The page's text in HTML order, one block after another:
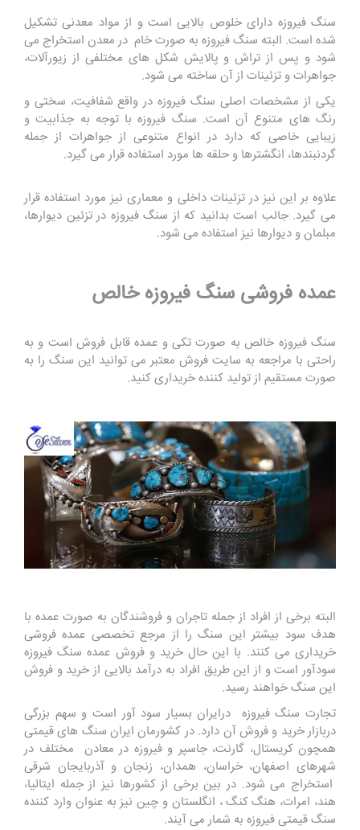
سنگ فیروزه دارای خلوص بالایی است و از مواد معدنی تشکیل
شده است. البته سنگ فیروزه به صورت خام در معدن استخراج می
شود و پس از تراش و پالایش شکل های مختلفی از زیورآلات،
جواهرات و تزئینات از آن ساخته می شود.
یکی از مشخصات اصلی سنگ فیروزه در واقع شفافیت، سختی و
رنگ های متنوع آن است. سنگ فیروزه با توجه به جذابیت و
زیبایی خاصی که دارد در انواع متنوعی از جواهرات از جمله
گردنبندها، انگشترها و حلقه ها مورد استفاده قرار می گیرد.
علاوه بر این نیز در تزئینات داخلی و معماری نیز مورد استفاده قرار
می گیرد. جالب است بدانید که از سنگ فیروزه در تزئین دیوارها،
مبلمان و دیوارها نیز استفاده می شود.
عمده فروشی سنگ فیروزه خالص
سنگ فیروزه خالص به صورت تکی و عمده قابل فروش است و به
راحتی با مراجعه به سایت فروش معتبر می توانید این سنگ را به
صورت مستقیم از تولید کننده خریداری کنید.
البته برخی از افراد از جمله تاجران و فروشندگان به صورت عمده با
هدف سود بیشتر این سنگ را از مرجع تخصصی عمده فروشی
خریداری می کنند. با این حال خرید و فروش عمده سنگ فیروزه
سودآور است و از این طریق افراد به درآمد بالایی از خرید و فروش
این سنگ خواهند رسید.
تجارت سنگ فیروزه درایران بسیار سود آور است و سهم بزرگی
دربازار خرید و فروش آن دارد. در کشورمان ایران سنگ های قیمتی
همچون کریستال، گارنت، جاسپر و فیروزه در معادن مختلف در
شهرهای اصفهان، خراسان، همدان، زنجان و آذربایجان شرقی
استخراج می شود. در بین برخی از کشورها نیز از جمله ایتالیا،
هند، امرات، هنگ کنگ ، انگلستان و چین نیز به عنوان وارد کننده
سنگ قیمتی فیروزه به شمار می آیند.